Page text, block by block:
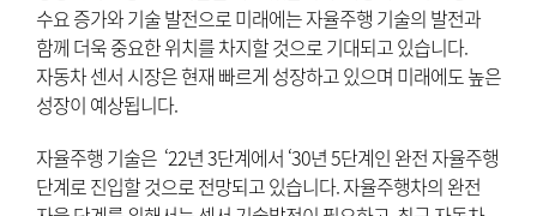
수요 증가와 기술 발전으로 미래에는 자율주행 기술의 발전과
함께 더욱 중요한 위치를 차지할 것으로 기대되고 있습니다.
자동차 센서 시장은 현재 빠르게 성장하고 있으며 미래에도 높은
성장이 예상됩니다.
자율주행 기술은 ‘22년 3단계에서 ‘30년 5단계인 완전 자율주행
단계로 진입할 것으로 전망되고 있습니다. 자율주행차의 완전